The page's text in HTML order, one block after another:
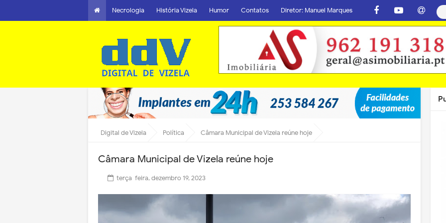
Necrologia História Vizela Humor Contatos Diretor: Manuel Marques
Digital de Vizela Política Câmara Municipal de Vizela reúne hoje
Câmara Municipal de Vizela reúne hoje
terça-feira, dezembro 19, 2023